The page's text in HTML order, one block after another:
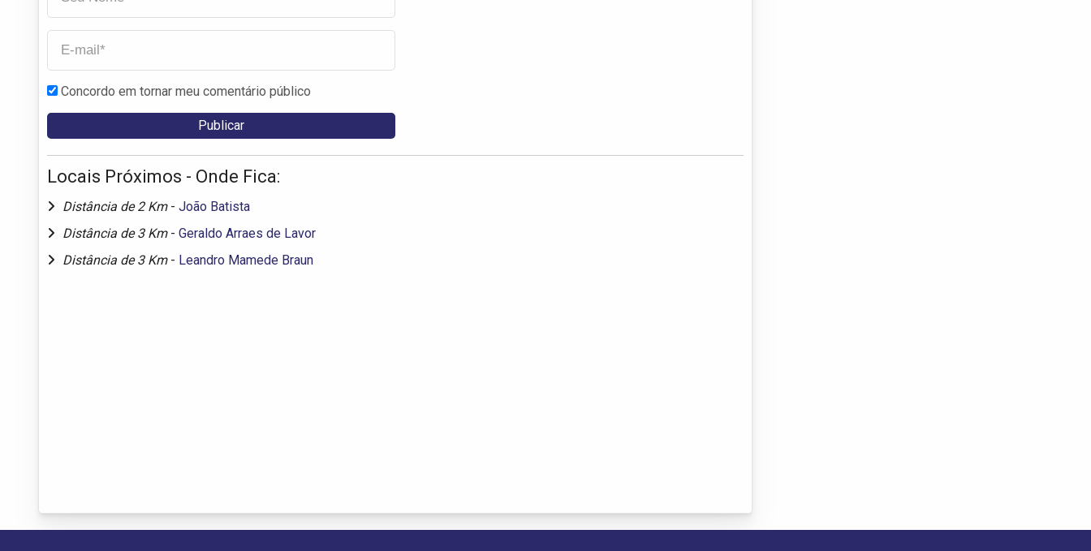
Concordo em tornar meu comentário público
Locais Próximos - Onde Fica:
Distância de 2 Km - João Batista
Distância de 3 Km - Geraldo Arraes de Lavor
Distância de 3 Km - Leandro Mamede Braun